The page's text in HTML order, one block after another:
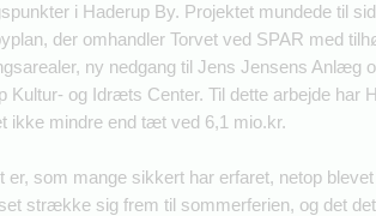
i Haderup By. Projektet mundede til
der omhandler Torvet ved SPAR med
ny nedgang til Jens Jensens Anlæg
Kultur- og Idræts Center. Til dette arbejde har
ikke mindre end tæt ved 6,1 mio.kr.
er, som mange sikkert har erfaret, netop
strække sig frem til sommerferien, og det